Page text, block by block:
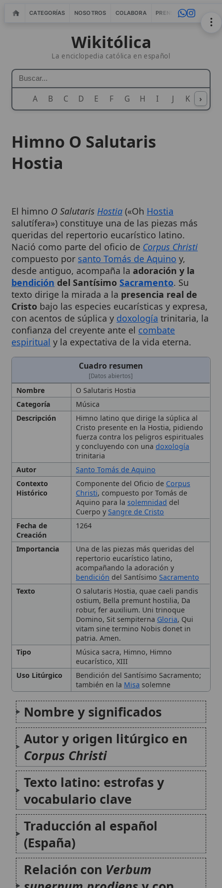
CATEGORÍAS NOSOTROS COLABORA PRENSA WEBMASTERS
Wikitólica
La enciclopedia católica en español
A B C D E F G H I J K L M
›
Hostia
queridas del repertorio eucarístico latino.
Nació como parte del oficio deCorpus Christi
compuesto porsanto Tomás de Aquinoy,
desde antiguo, acompaña laadoración y la
bendicióndel SantísimoSacramento. Su
texto dirige la mirada a lapresencia real de
Cristobajo las especies eucarísticas y expresa,
con acentos de súplica ydoxologíatrinitaria, la
confianza del creyente ante elcombate
espiritualy la expectativa de la vida eterna.
Cuadro resumen
[Datos abiertos]
Música
Himno latino que dirige la súplica al
Cristo presente en la Hostia, pidiendo
fuerza contra los peligros espirituales
y concluyendo con una
trinitaria
Santo Tomás de Aquino
Componente del Oficio deCorpus
Christi, compuesto por Tomás de
Aquino para la
Cuerpo ySangre de Cristo
Fecha de
Creación
1264
Una de las piezas más queridas del
repertorio eucarístico latino,
acompañando la adoración y
bendición
Texto
ostium, Bella premunt hostilia, Da
robur, fer auxilium. Uni trinoque
Domino, Sit sempiternaGloria, Qui
vitam sine termino Nobis donet in
patria. Amen.
Tipo
Música sacra, Himno, Himno
eucarístico, XIII
Bendición del Santísimo Sacramento;
también en laMisasolemne
Nombre y significados
Autor y origen litúrgico en
Corpus Christi
Texto latino: estrofas y
vocabulario clave
Traducción al español
(España)
Relación conVerbum
supernum prodiensy con
otros himnos
Uso litúrgico en la bendición
del Santísimo Sacramento
Idioma del himno: canto en
🙏 Bienvenido a Wikitólica
Esta enciclopedia es un recurso privado de referencia sin
imprimatur. No sustituye al Catecismo, a la Sagrada
Escritura ni a los documentos oficiales de la Iglesia y está
destinada únicamente a la estudio personal. El borrador de
los artículos se compone conMagisterium. Queda